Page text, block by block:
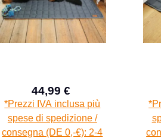
Prezzo di vendita:
44,99 €
Prezzo normale:
*Prezzi IVA inclusa più
spese di spedizione /
consegna (DE 0,-€): 2-4